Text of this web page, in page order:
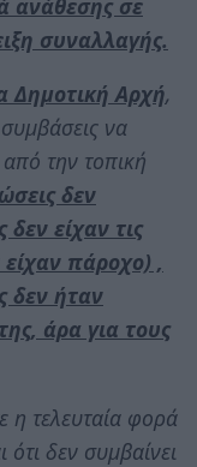
συναλλαγής.
Δημοτική Αρχή,
να
την τοπική
δεν
είχαν τις
πάροχο) ,
δεν ήταν
άρα για τους
η τελευταία φορά
ότι δεν συμβαίνει